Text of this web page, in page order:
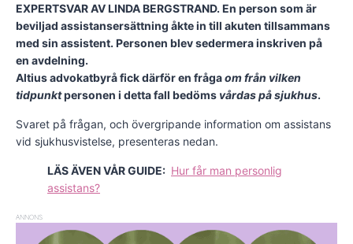
EXPERTSVAR AV LINDA BERGSTRAND. En person som är
beviljad assistansersättning åkte in till akuten tillsammans
med sin assistent. Personen blev sedermera inskriven på
en avdelning.
Altius advokatbyrå fick därför en frågaom från vilken
tidpunktpersonen i detta fall bedöms vårdas på sjukhus.
Svaret på frågan, och övergripande information om assistans
vid sjukhusvistelse, presenteras nedan.
LÄS ÄVEN VÅR GUIDE: Hur får man personlig
assistans?
ANNONS